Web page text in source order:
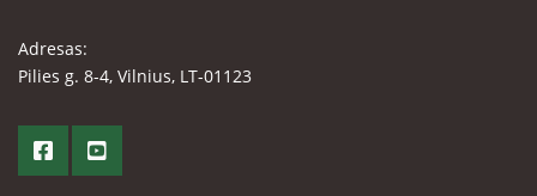
Adresas:
Pilies g. 8-4, Vilnius, LT-01123